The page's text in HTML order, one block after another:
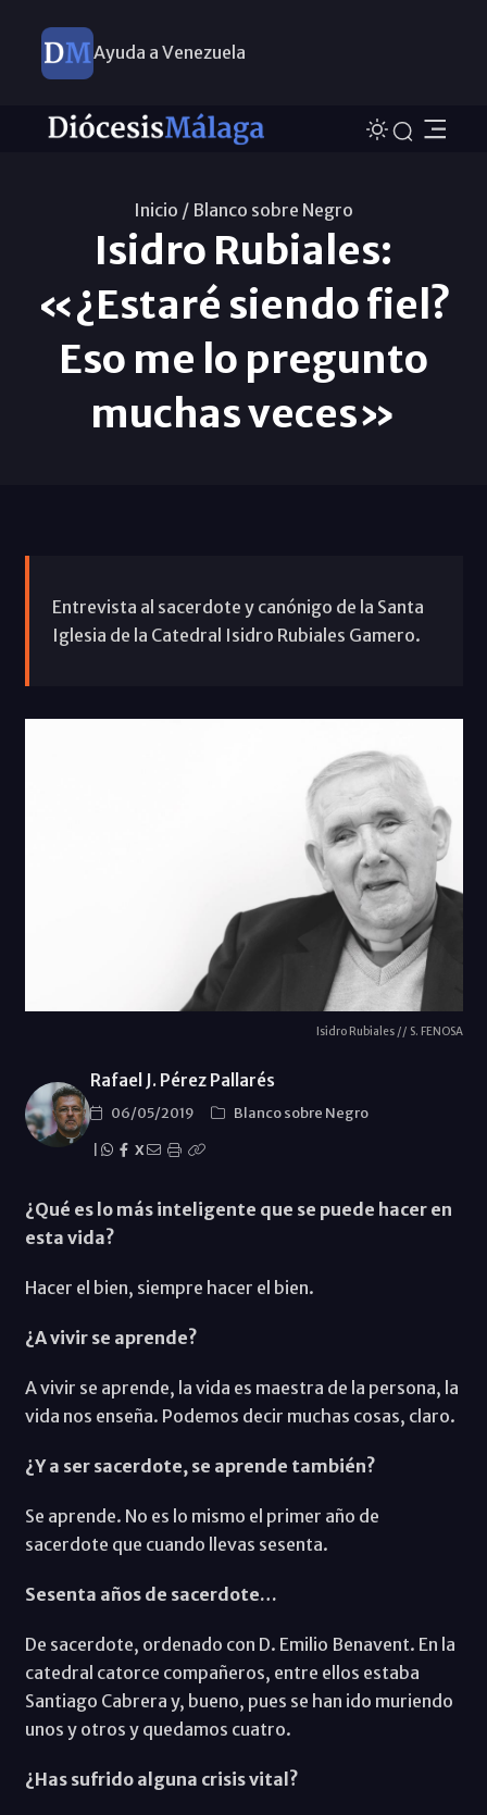
Ayuda a Venezuela
Inicio / Blanco sobre Negro
Isidro Rubiales:
«¿Estaré siendo fiel?
Eso me lo pregunto
muchas veces»
Entrevista al sacerdote y canónigo de la Santa
Iglesia de la Catedral Isidro Rubiales Gamero.
Isidro Rubiales // S. FENOSA
Rafael J. Pérez Pallarés
06/05/2019
Blanco sobre Negro
X
¿Qué es lo más inteligente que se puede hacer en
esta vida?
Hacer el bien, siempre hacer el bien.
¿A vivir se aprende?
A vivir se aprende, la vida es maestra de la persona, la
vida nos enseña. Podemos decir muchas cosas, claro.
¿Y a ser sacerdote, se aprende también?
Se aprende. No es lo mismo el primer año de
sacerdote que cuando llevas sesenta.
Sesenta años de sacerdote…
De sacerdote, ordenado con D. Emilio Benavent. En la
catedral catorce compañeros, entre ellos estaba
Santiago Cabrera y, bueno, pues se han ido muriendo
unos y otros y quedamos cuatro.
¿Has sufrido alguna crisis vital?